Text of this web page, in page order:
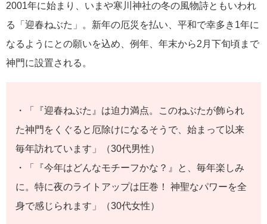
2001年に始まり、いまや寒川神社の冬の風物詩ともいわれ
る「迎春ねぶた」。新年の厄災を払い、平和で幸多き1年に
なるようにとの願いを込め、例年、年末から2月下旬頃まで
神門に設置される。
・「『迎春ねぶた』は迫力満点。このねぶたが飾られ
た神門をくぐると厄除けになるそうで、始まって以来
毎年訪れています」（30代男性）
・「『今年はどんなモチーフかな？』と、毎年楽しみ
に。特に夜のライトアップは圧巻！ 神聖なパワーを全
身で感じられます」（30代女性）